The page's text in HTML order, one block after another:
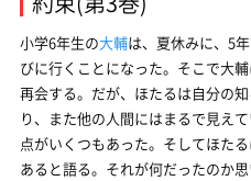
小学6年生の大輔は、夏休みに、5
びに行くことになった。そこで大
再会する。だが、ほたるは自分の
り、また他の人間にはまるで見え
点がいくつもあった。そしてほた
あると語る。それが何だったのか